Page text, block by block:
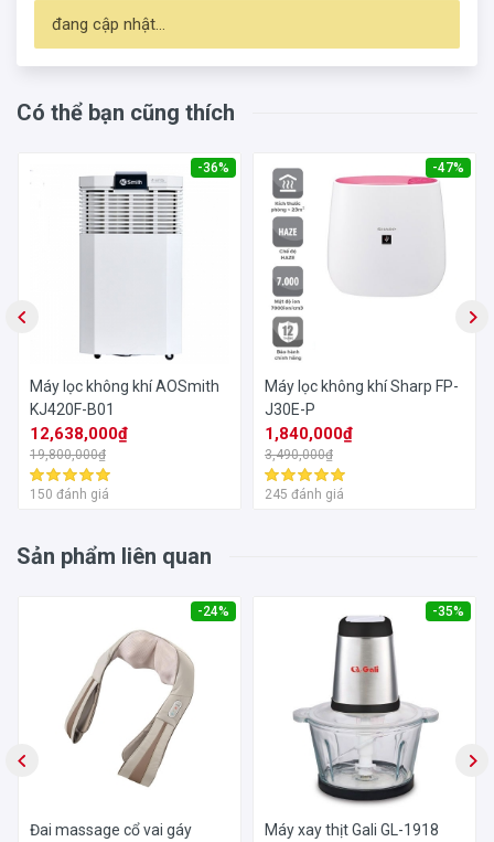
đang cập nhật...
Có thể bạn cũng thích
-36%
Máy lọc không khí AOSmith
KJ420F-B01
12,638,000₫
19,800,000₫
150 đánh giá
-47%
Máy lọc không khí Sharp FP-
J30E-P
1,840,000₫
3,490,000₫
245 đánh giá
Sản phẩm liên quan
-24%
Đai massage cổ vai gáy
-35%
Máy xay thịt Gali GL-1918